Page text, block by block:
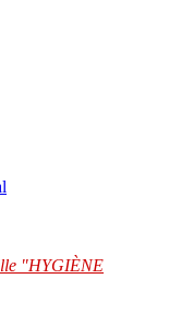
"HYGIÈNE